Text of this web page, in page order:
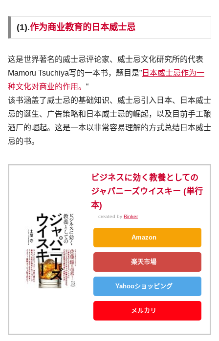
(1).作为商业教育的日本威士忌
这是世界著名的威士忌评论家、威士忌文化研究所的代表
Mamoru Tsuchiya写的一本书，题目是” 日本威士忌作为一
种文化对商业的作用。 “
该书涵盖了威士忌的基础知识、威士忌引入日本、日本威士
忌的诞生、广告策略和日本威士忌的崛起，以及目前手工酿
酒厂的崛起。这是一本以非常容易理解的方式总结日本威士
忌的书。
ビジネスに効く教養としての
ジャパニーズウイスキー (単行
本)
created by Rinker
Amazon
楽天市場
Yahooショッピング
メルカリ